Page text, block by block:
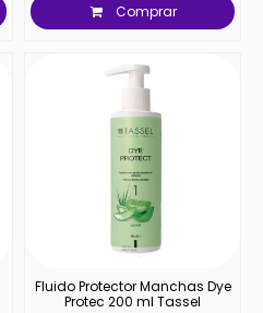
Comprar
Fluido Protector Manchas Dye
Protec 200 ml Tassel